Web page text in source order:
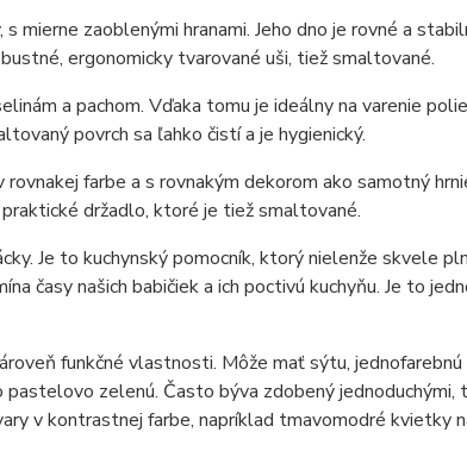
mierne zaoblenými hranami. Jeho dno je rovné a
ergonomicky tvarované uši, tiež smaltované.
a pachom. Vďaka tomu je ideálny na varenie
povrch sa ľahko čistí a je hygienický.
farbe a s rovnakým dekorom ako samotný
držadlo, ktoré je tiež smaltované.
Je to kuchynský pomocník, ktorý nielenže skvele
časy našich babičiek a ich poctivú kuchyňu. Je to
funkčné vlastnosti. Môže mať sýtu, jednofarebnú
zelenú. Často býva zdobený jednoduchými,
v kontrastnej farbe, napríklad tmavomodré kvietky